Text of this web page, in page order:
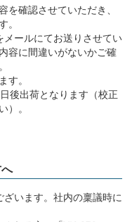
を確認させていただき、
。
ールにてお送りさせてい
容に間違いがないかご確
す。
後出荷となります（校正
）。
います。社内の稟議時に